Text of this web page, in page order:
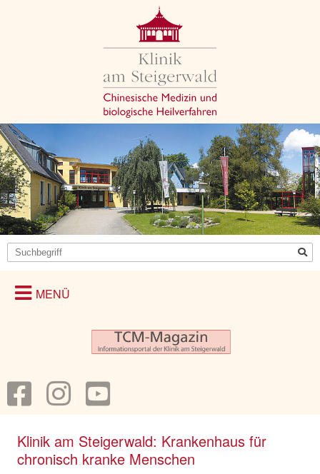
Klinik am Steigerwald: Krankenhaus für
chronisch kranke Menschen